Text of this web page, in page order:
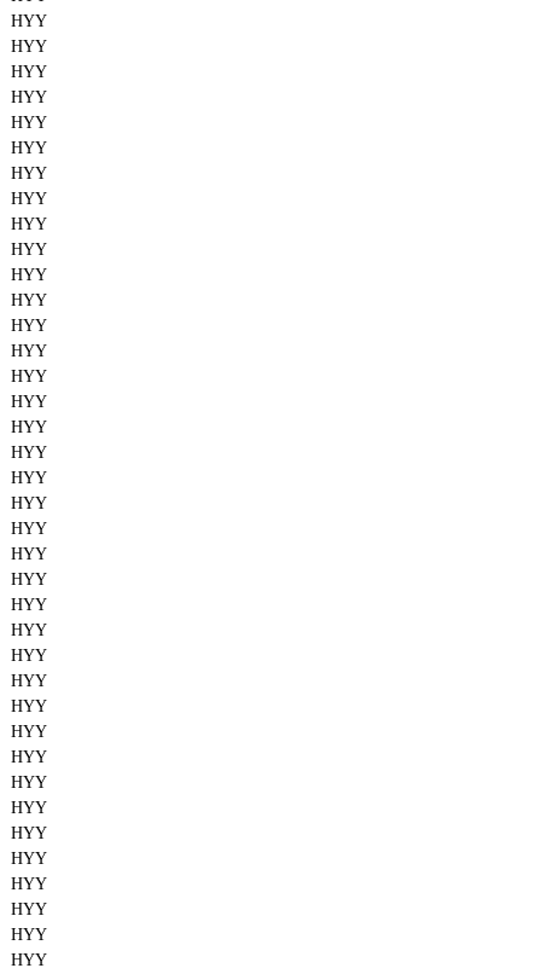
HYY
HYY
HYY
HYY
HYY
HYY
HYY
HYY
HYY
HYY
HYY
HYY
HYY
HYY
HYY
HYY
HYY
HYY
HYY
HYY
HYY
HYY
HYY
HYY
HYY
HYY
HYY
HYY
HYY
HYY
HYY
HYY
HYY
HYY
HYY
HYY
HYY
HYY